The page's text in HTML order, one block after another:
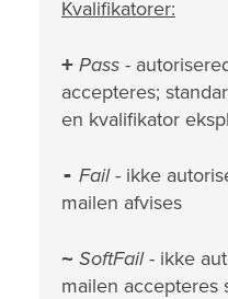
Kvalifikatorer:
+ Pass -
accepteres;
en kvalifikator
- Fail- ikke
mailen afvises
~ SoftFail- ikke
mailen accepteres